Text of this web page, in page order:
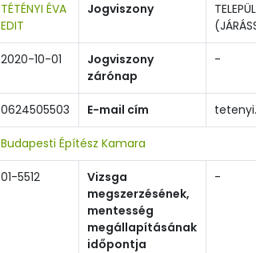
TÉTÉNYI ÉVA
EDIT
Jogviszony
2020-10-01
Jogviszony
zárónap
-
0624505503 E-mail cím
Budapesti Építész Kamara
01-5512
Vizsga
megszerzésének,
mentesség
megállapításának
időpontja
-